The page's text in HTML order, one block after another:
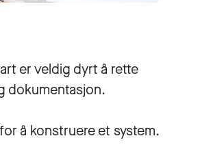
er veldig dyrt å rette
dokumentasjon.
å konstruere et system.